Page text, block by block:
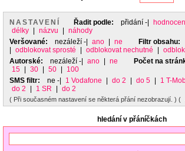
NASTAVENÍ Řadit podle: přidání -|
délky
názvu
náhody
Veršované:
nezáleží -| ano ne Filtr obsahu:
odblokovat sprosté odblokovat nechutné
Autorské:
nezáleží -| ano ne Počet na
15
30 50
100
SMS filtr:
ne -| 1 Vodafone do 2 do 5 1 T-
do 2
1 SR do 2
( Při současném nastavení se některá přání nezobrazují. ) (
hledání v přáníčkách